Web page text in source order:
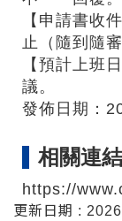
【申請書收
止（隨到隨審
【預計上班
議。
發佈日期：
相關連結
https://
更新日期 :